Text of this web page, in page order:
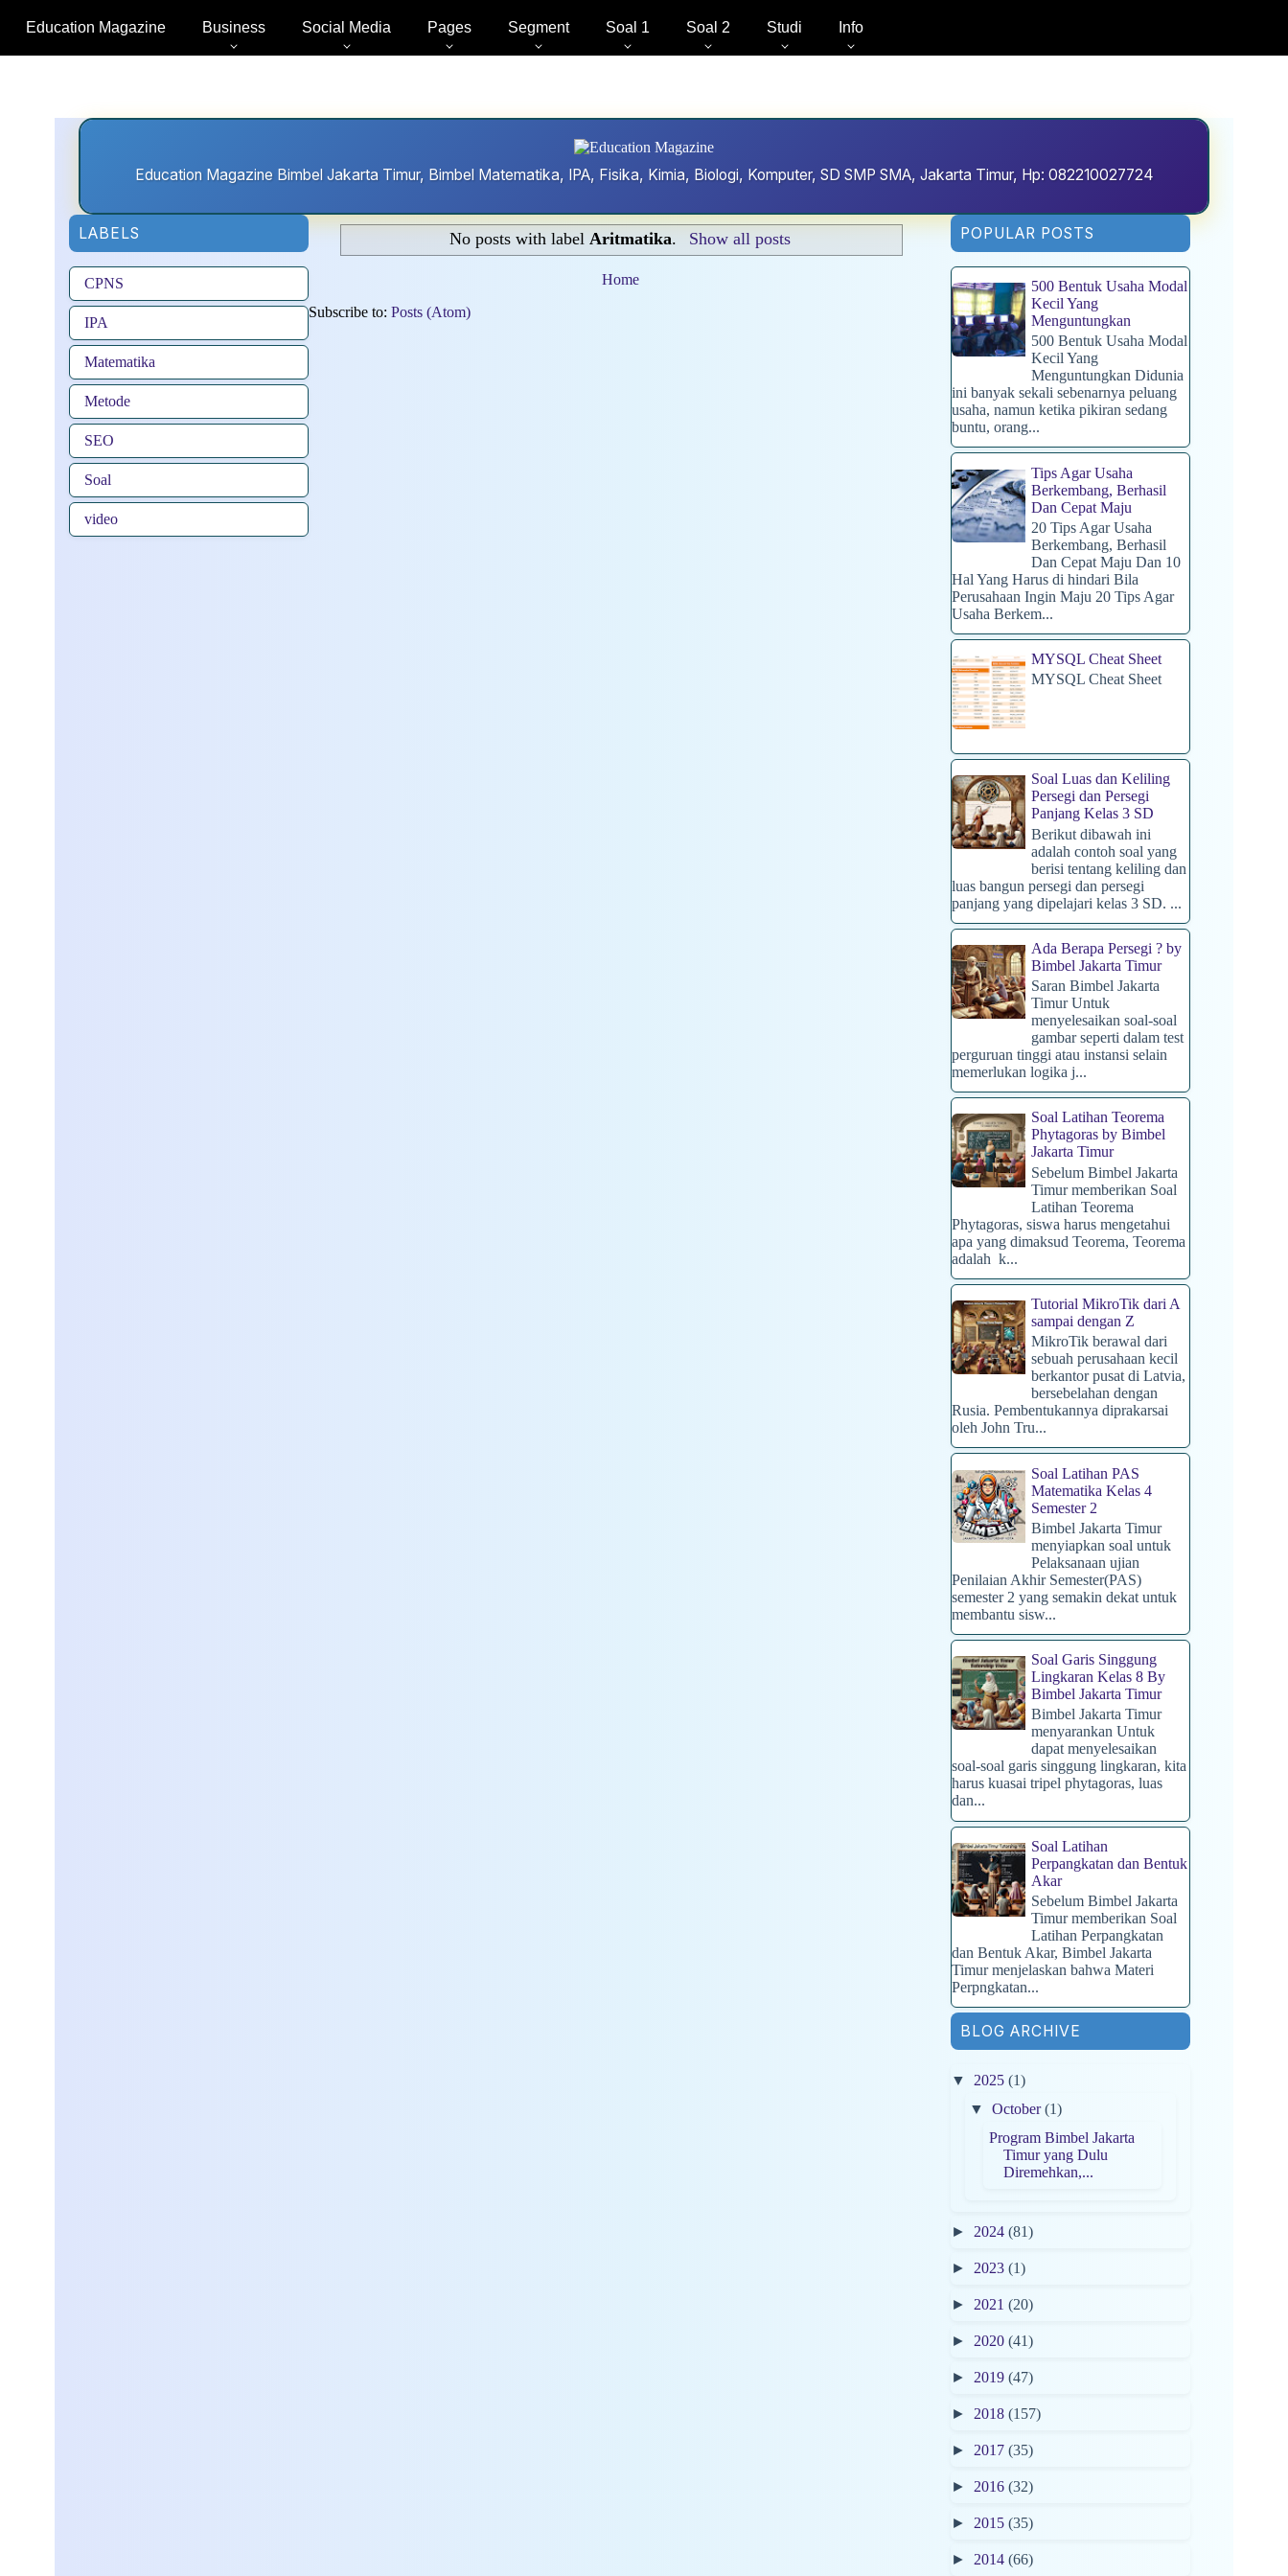
Main Menu
Education Magazine Business Social Media Pages Segment Soal 1 Soal 2 Studi Info
Education Magazine Bimbel Jakarta Timur, Bimbel Matematika, IPA, Fisika, Kimia, Biologi, Komputer, SD SMP SMA, Jakarta Timur, Hp: 082210027724
LABELS
CPNS
IPA
Matematika
Metode
SEO
Soal
video
No posts with labelAritmatika. Show all posts
Home
Subscribe to: Posts (Atom)
POPULAR POSTS
500 Bentuk Usaha Modal
Kecil Yang
Menguntungkan
500 Bentuk Usaha Modal
Kecil Yang
Menguntungkan Didunia
ini banyak sekali sebenarnya peluang
usaha, namun ketika pikiran sedang
buntu, orang...
Tips Agar Usaha
Berkembang, Berhasil
Dan Cepat Maju
20 Tips Agar Usaha
Berkembang, Berhasil
Dan Cepat Maju Dan 10
Hal Yang Harus di hindari Bila
Perusahaan Ingin Maju 20 Tips Agar
Usaha Berkem...
MYSQL Cheat Sheet
MYSQL Cheat Sheet
Soal Luas dan Keliling
Persegi dan Persegi
Panjang Kelas 3 SD
Berikut dibawah ini
adalah contoh soal yang
berisi tentang keliling dan
luas bangun persegi dan persegi
panjang yang dipelajari kelas 3 SD. ...
Ada Berapa Persegi ? by
Bimbel Jakarta Timur
Saran Bimbel Jakarta
Timur Untuk
menyelesaikan soal-soal
gambar seperti dalam test
perguruan tinggi atau instansi selain
memerlukan logika j...
Soal Latihan Teorema
Phytagoras by Bimbel
Jakarta Timur
Sebelum Bimbel Jakarta
Timur memberikan Soal
Latihan Teorema
Phytagoras, siswa harus mengetahui
apa yang dimaksud Teorema, Teorema
adalah k...
Tutorial MikroTik dari A
sampai dengan Z
MikroTik berawal dari
sebuah perusahaan kecil
berkantor pusat di Latvia,
bersebelahan dengan
Rusia. Pembentukannya diprakarsai
oleh John Tru...
Soal Latihan PAS
Matematika Kelas 4
Semester 2
Bimbel Jakarta Timur
menyiapkan soal untuk
Pelaksanaan ujian
Penilaian Akhir Semester(PAS)
semester 2 yang semakin dekat untuk
membantu sisw...
Soal Garis Singgung
Lingkaran Kelas 8 By
Bimbel Jakarta Timur
Bimbel Jakarta Timur
menyarankan Untuk
dapat menyelesaikan
soal-soal garis singgung lingkaran, kita
harus kuasai tripel phytagoras, luas
dan...
Soal Latihan
Perpangkatan dan Bentuk
Akar
Sebelum Bimbel Jakarta
Timur memberikan Soal
Latihan Perpangkatan
dan Bentuk Akar, Bimbel Jakarta
Timur menjelaskan bahwa Materi
Perpngkatan...
BLOG ARCHIVE
▼ 2025 (1)
▼October(1)
Program Bimbel Jakarta
Timur yang Dulu
Diremehkan,...
► 2024 (81)
► 2023 (1)
► 2021 (20)
► 2020 (41)
► 2019 (47)
► 2018 (157)
► 2017 (35)
► 2016 (32)
► 2015 (35)
► 2014 (66)